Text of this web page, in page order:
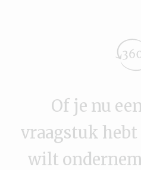
Of je nu
vraagstuk
wilt